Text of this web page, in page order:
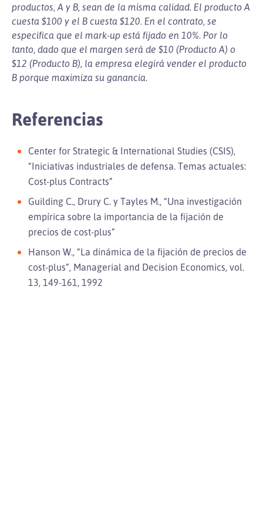
productos, A y B, sean de la misma calidad. El producto A
cuesta $100 y el B cuesta $120. En el contrato, se
especifica que el mark-up está fijado en 10%. Por lo
tanto, dado que el margen será de $10 (Producto A) o
$12 (Producto B), la empresa elegirá vender el producto
B porque maximiza su ganancia.
Referencias
Center for Strategic & International Studies (CSIS),
“Iniciativas industriales de defensa. Temas actuales:
Cost-plus Contracts”
Guilding C., Drury C. y Tayles M., “Una investigación
empírica sobre la importancia de la fijación de
precios de cost-plus”
Hanson W., “La dinámica de la fijación de precios de
cost-plus”, Managerial and Decision Economics, vol.
13, 149-161, 1992